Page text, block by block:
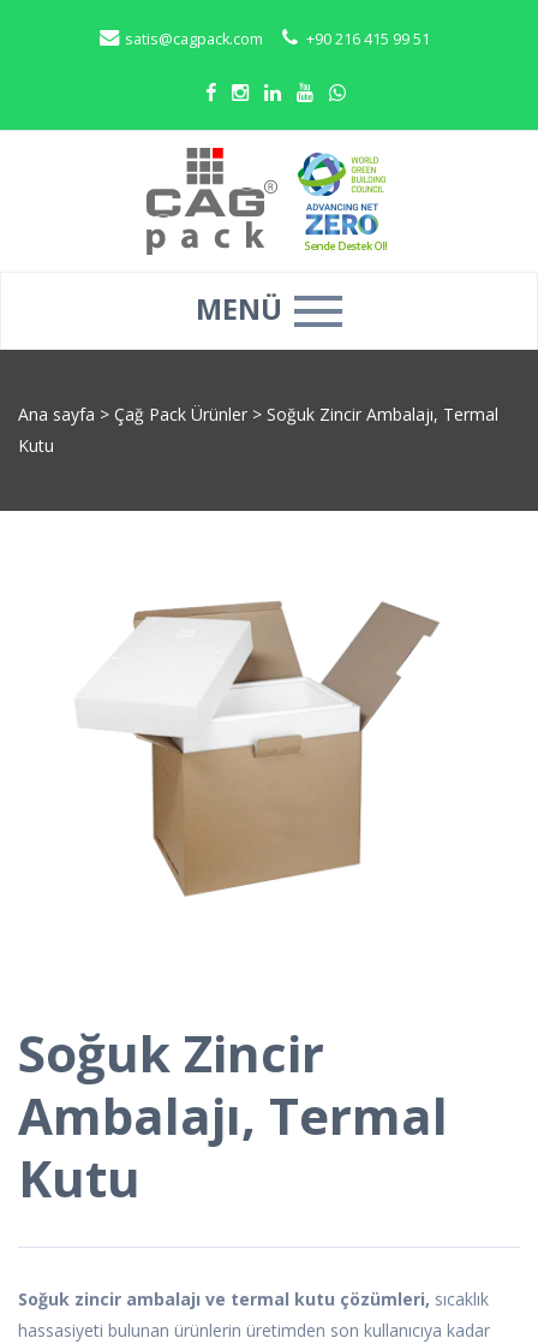
satis@cagpack.com +90 216 415 99 51
MENÜ
Ana sayfa > Çağ Pack Ürünler > Soğuk Zincir Ambalajı, Termal
Kutu
Soğuk Zincir
Ambalajı, Termal
Kutu
Soğuk zincir ambalajı ve termal kutu çözümleri, sıcaklık
hassasiyeti bulunan ürünlerin üretimden son kullanıcıya kadar